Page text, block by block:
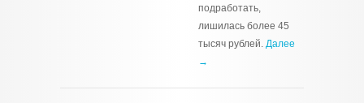
подработать,
лишилась более 45
тысяч рублей. Далее
→